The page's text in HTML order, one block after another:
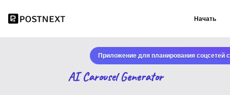
Начать
Приложение для планирования соцсетей
AI Carousel Generator